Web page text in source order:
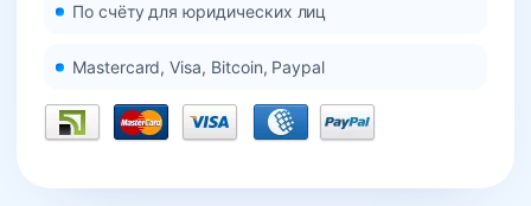
По счёту для юридических лиц
Mastercard, Visa, Bitcoin, Paypal